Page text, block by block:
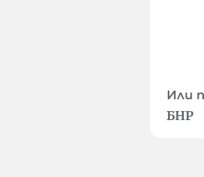
Или
БНР